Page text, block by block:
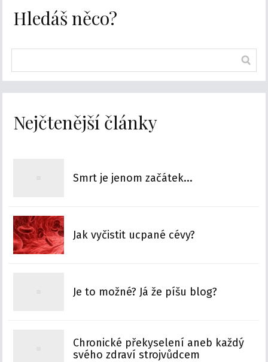
Hledáš něco?
Nejčtenější články
Smrt je jenom začátek...
Jak vyčistit ucpané cévy?
Je to možné? Já že píšu blog?
Chronické překyselení aneb každý
svého zdraví strojvůdcem